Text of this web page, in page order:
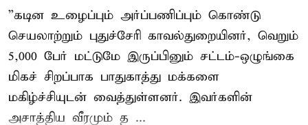
”கடின உழைப்பும் அர்ப்பணிப்பும் கொண்டு
செயலாற்றும் புதுச்சேரி காவல்துறையினர், வெறும்
5,000 பேர் மட்டுமே இருப்பினும் சட்டம்-ஒழுங்கை
மிகச் சிறப்பாக பாதுகாத்து மக்களை
மகிழ்ச்சியுடன் வைத்துள்ளனர். இவர்களின்
அசாத்திய வீரமும் த ...